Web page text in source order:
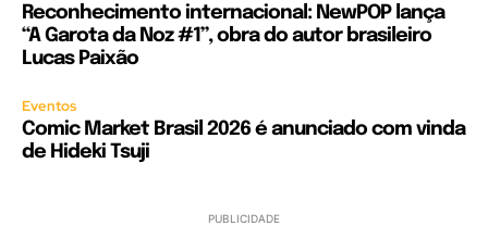
Reconhecimento internacional: NewPOP lança
“A Garota da Noz #1”, obra do autor brasileiro
Lucas Paixão
Eventos
Comic Market Brasil 2026 é anunciado com vinda
de Hideki Tsuji
PUBLICIDADE